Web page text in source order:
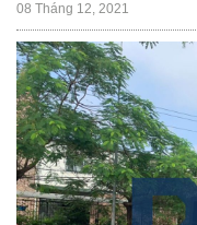
08 Tháng 12, 2021